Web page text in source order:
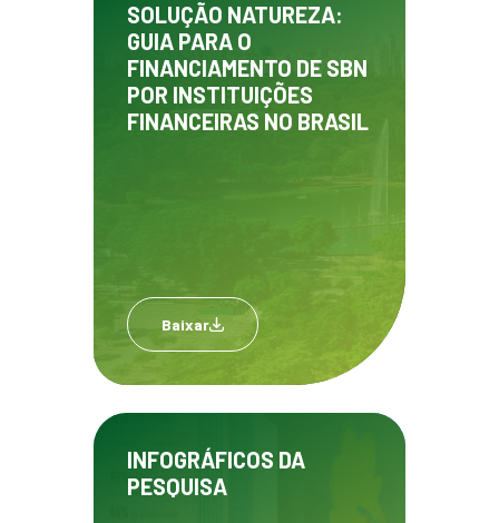
SOLUÇÃO NATUREZA:
GUIA PARA O
FINANCIAMENTO DE SBN
POR INSTITUIÇÕES
FINANCEIRAS NO BRASIL
Baixar
INFOGRÁFICOS DA
PESQUISA